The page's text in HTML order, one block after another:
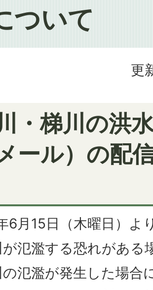
ついて
更
・梯川の洪
ール）の配
6月15日（木曜日）よ
氾濫する恐れがある
氾濫が発生した場合